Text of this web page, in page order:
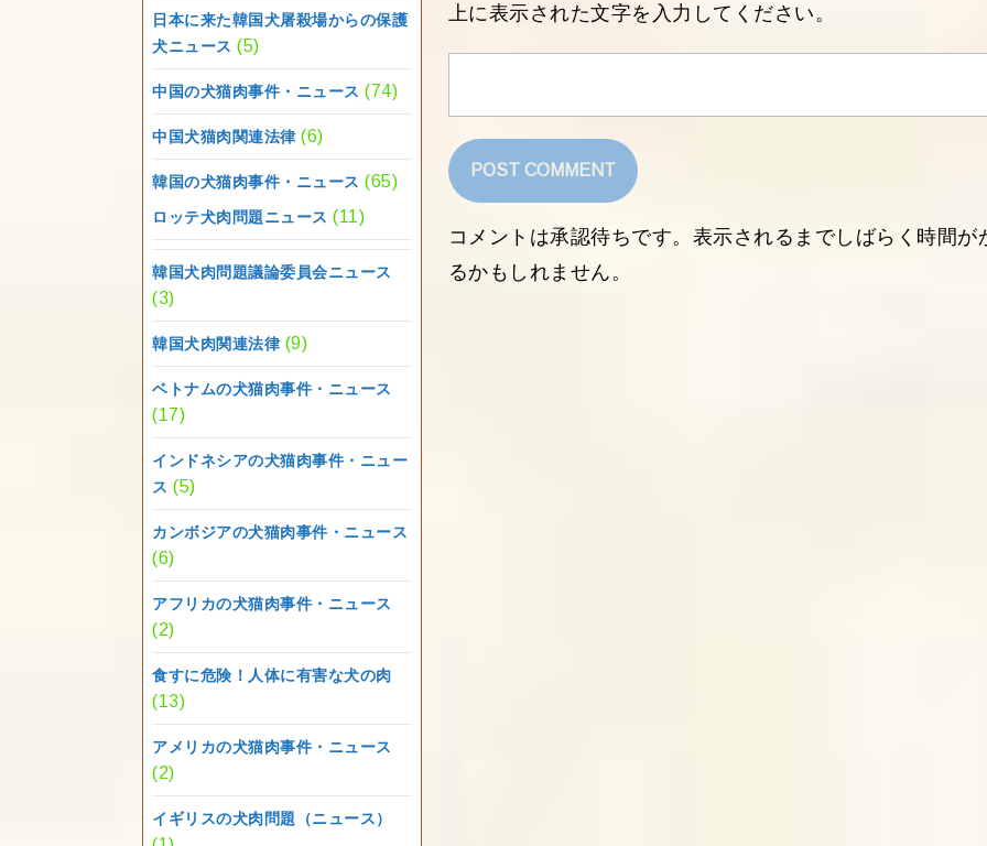
日本に来た韓国犬屠殺場からの保護
犬ニュース (5)
中国の犬猫肉事件・ニュース (74)
中国犬猫肉関連法律(6)
韓国の犬猫肉事件・ニュース (65)
ロッテ犬肉問題ニュース (11)
韓国犬肉問題議論委員会ニュース
(3)
韓国犬肉関連法律(9)
ベトナムの犬猫肉事件・ニュース
(17)
インドネシアの犬猫肉事件・ニュー
ス (5)
カンボジアの犬猫肉事件・ニュース
(6)
アフリカの犬猫肉事件・ニュース
(2)
食すに危険！人体に有害な犬の肉
(13)
アメリカの犬猫肉事件・ニュース
(2)
イギリスの犬肉問題（ニュース）
上に表示された文字を入力してください。
コメントは承認待ちです。表示されるまでしばらく時間が
るかもしれません。